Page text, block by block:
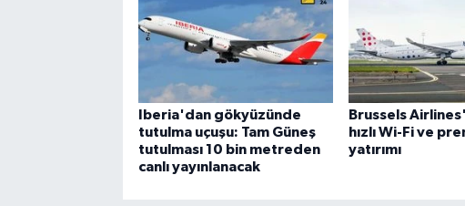
Iberia'dan gökyüzünde
tutulma uçuşu: Tam Güneş
tutulması 10 bin metreden
canlı yayınlanacak
Brussels
hızlı Wi-Fi ve
yatırımı